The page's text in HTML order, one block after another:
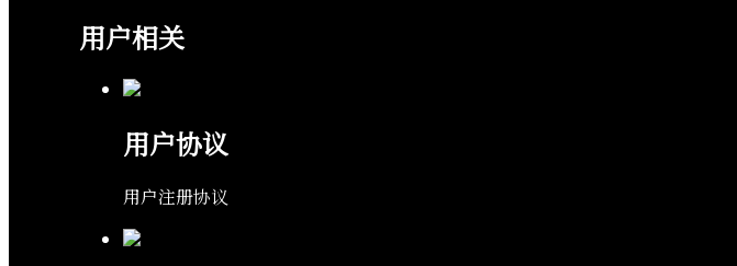
用户相关
用户协议
用户注册协议